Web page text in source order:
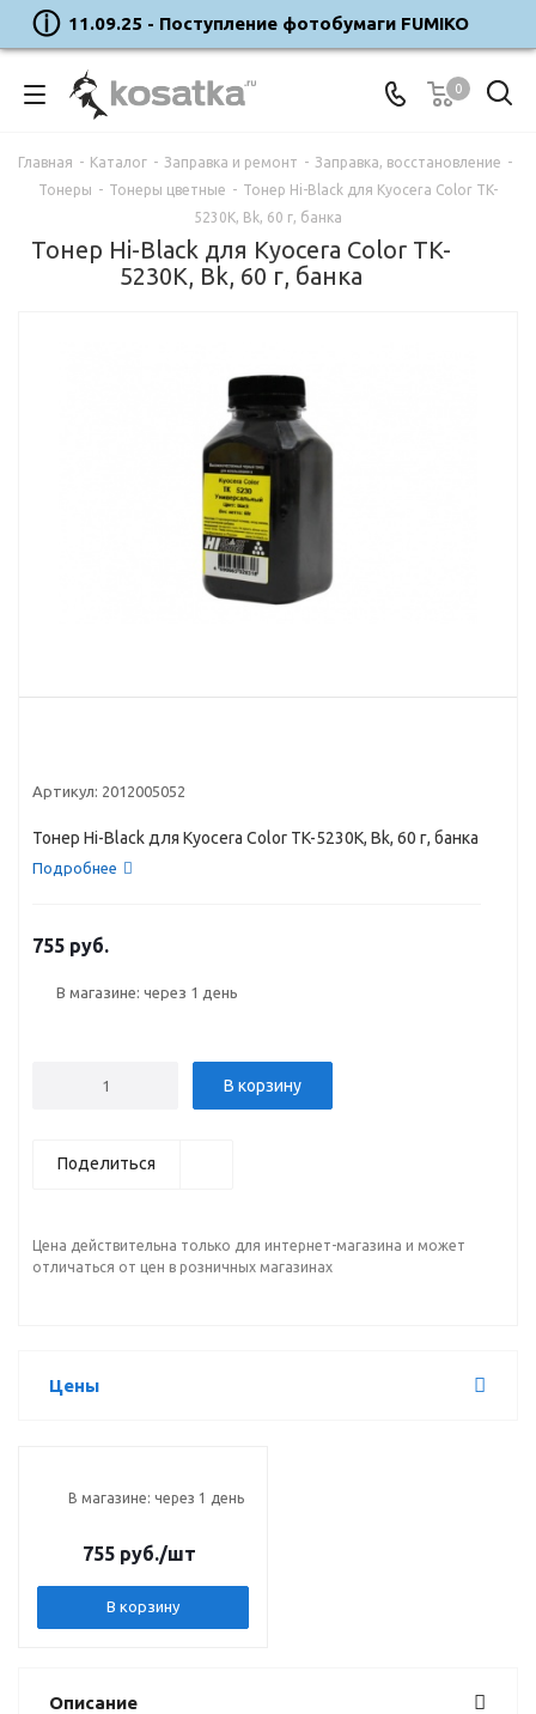
11.09.25 - Поступление фотобумаги FUMIKO
0
Главная - Каталог - Заправка и ремонт - Заправка, восстановление -
Тонеры - Тонеры цветные - Тонер Hi-Black для Kyocera Color TK-
5230K, Bk, 60 г, банка
Тонер Hi-Black для Kyocera Color TK-
5230K, Bk, 60 г, банка
Артикул: 2012005052
Тонер Hi-Black для Kyocera Color TK-5230K, Bk, 60 г, банка
Подробнее
755 руб.
В магазине: через 1 день
В корзину
Поделиться
Цена действительна только для интернет-магазина и может
отличаться от цен в розничных магазинах
Цены
В магазине: через 1 день
755 руб./шт
В корзину
Описание